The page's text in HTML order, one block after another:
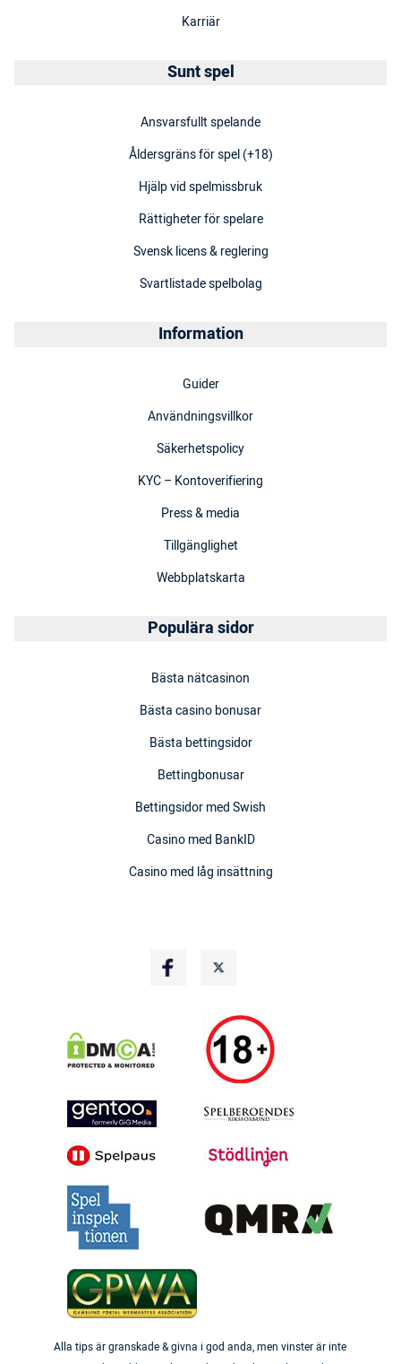
Karriär
Sunt spel
Ansvarsfullt spelande
Åldersgräns för spel (+18)
Hjälp vid spelmissbruk
Rättigheter för spelare
Svensk licens & reglering
Svartlistade spelbolag
Information
Guider
Användningsvillkor
Säkerhetspolicy
KYC – Kontoverifiering
Press & media
Tillgänglighet
Webbplatskarta
Populära sidor
Bästa nätcasinon
Bästa casino bonusar
Bästa bettingsidor
Bettingbonusar
Bettingsidor med Swish
Casino med BankID
Casino med låg insättning
Alla tips är granskade & givna i god anda, men vinster är inte